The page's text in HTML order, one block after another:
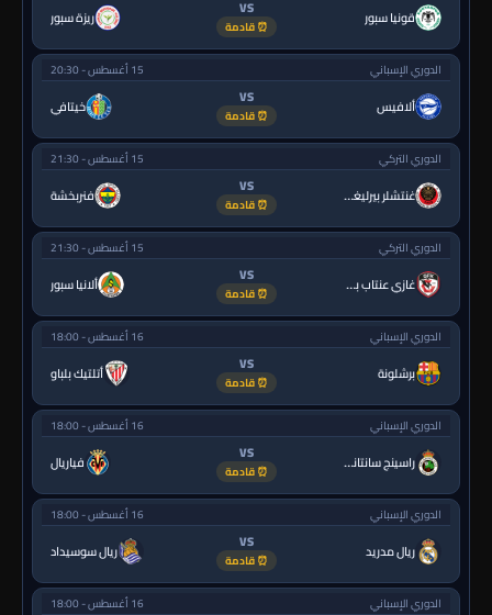
قونيا سبور VS
⏰ قادمة ريزة سبور
الدوري الإسباني 15 أغسطس - 20:30
ألافيس VS
⏰ قادمة خيتافي
الدوري التركي 15 أغسطس - 21:30
غنتشلر بيرليغي VS
⏰ قادمة فنربخشة
الدوري التركي 15 أغسطس - 21:30
غازي عنتاب بي.بي.كي. VS
⏰ قادمة ألانيا سبور
الدوري الإسباني 16 أغسطس - 18:00
برشلونة VS
⏰ قادمة أتلتيك بلباو
الدوري الإسباني 16 أغسطس - 18:00
راسينج سانتاندير VS
⏰ قادمة فياريال
الدوري الإسباني 16 أغسطس - 18:00
ريال مدريد VS
⏰ قادمة ريال سوسيداد
الدوري الإسباني 16 أغسطس - 18:00